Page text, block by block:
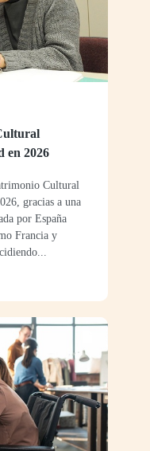
en 2026
Cultural
gracias a una
por España
Francia y